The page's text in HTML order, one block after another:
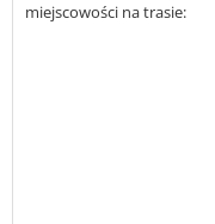
miejscowości na trasie: